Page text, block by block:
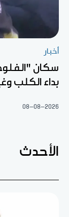
أخبار
سكان
بداء الكلب
08-08-2026
الأحدث